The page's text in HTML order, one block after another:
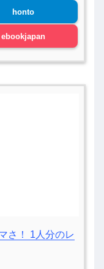
honto
ebookjapan
さ！ 1人分のレ